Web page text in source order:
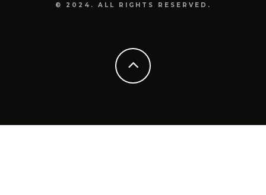
© 2024. ALL RIGHTS RESERVED.